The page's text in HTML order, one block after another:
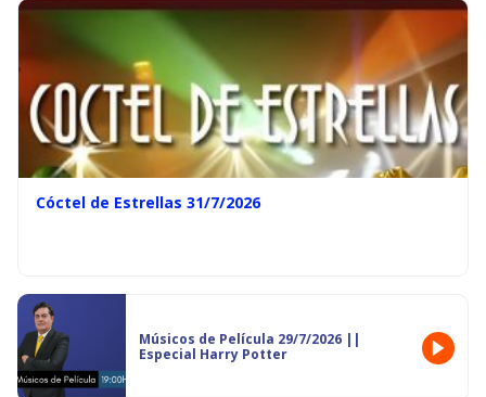
Cóctel de Estrellas 31/7/2026
Músicos de Película 29/7/2026 ||
Especial Harry Potter